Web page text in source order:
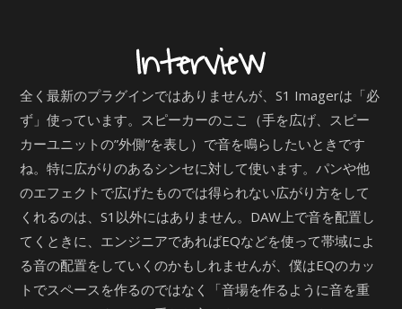
全く最新のプラグインではありませんが、S1 Imagerは「必
ず」使っています。スピーカーのここ（手を広げ、スピー
カーユニットの”外側”を表し）で音を鳴らしたいときです
ね。特に広がりのあるシンセに対して使います。パンや他
のエフェクトで広げたものでは得られない広がり方をして
くれるのは、S1以外にはありません。DAW上で音を配置し
てくときに、エンジニアであればEQなどを使って帯域によ
る音の配置をしていくのかもしれませんが、僕はEQのカッ
トでスペースを作るのではなく「音場を作るように音を重